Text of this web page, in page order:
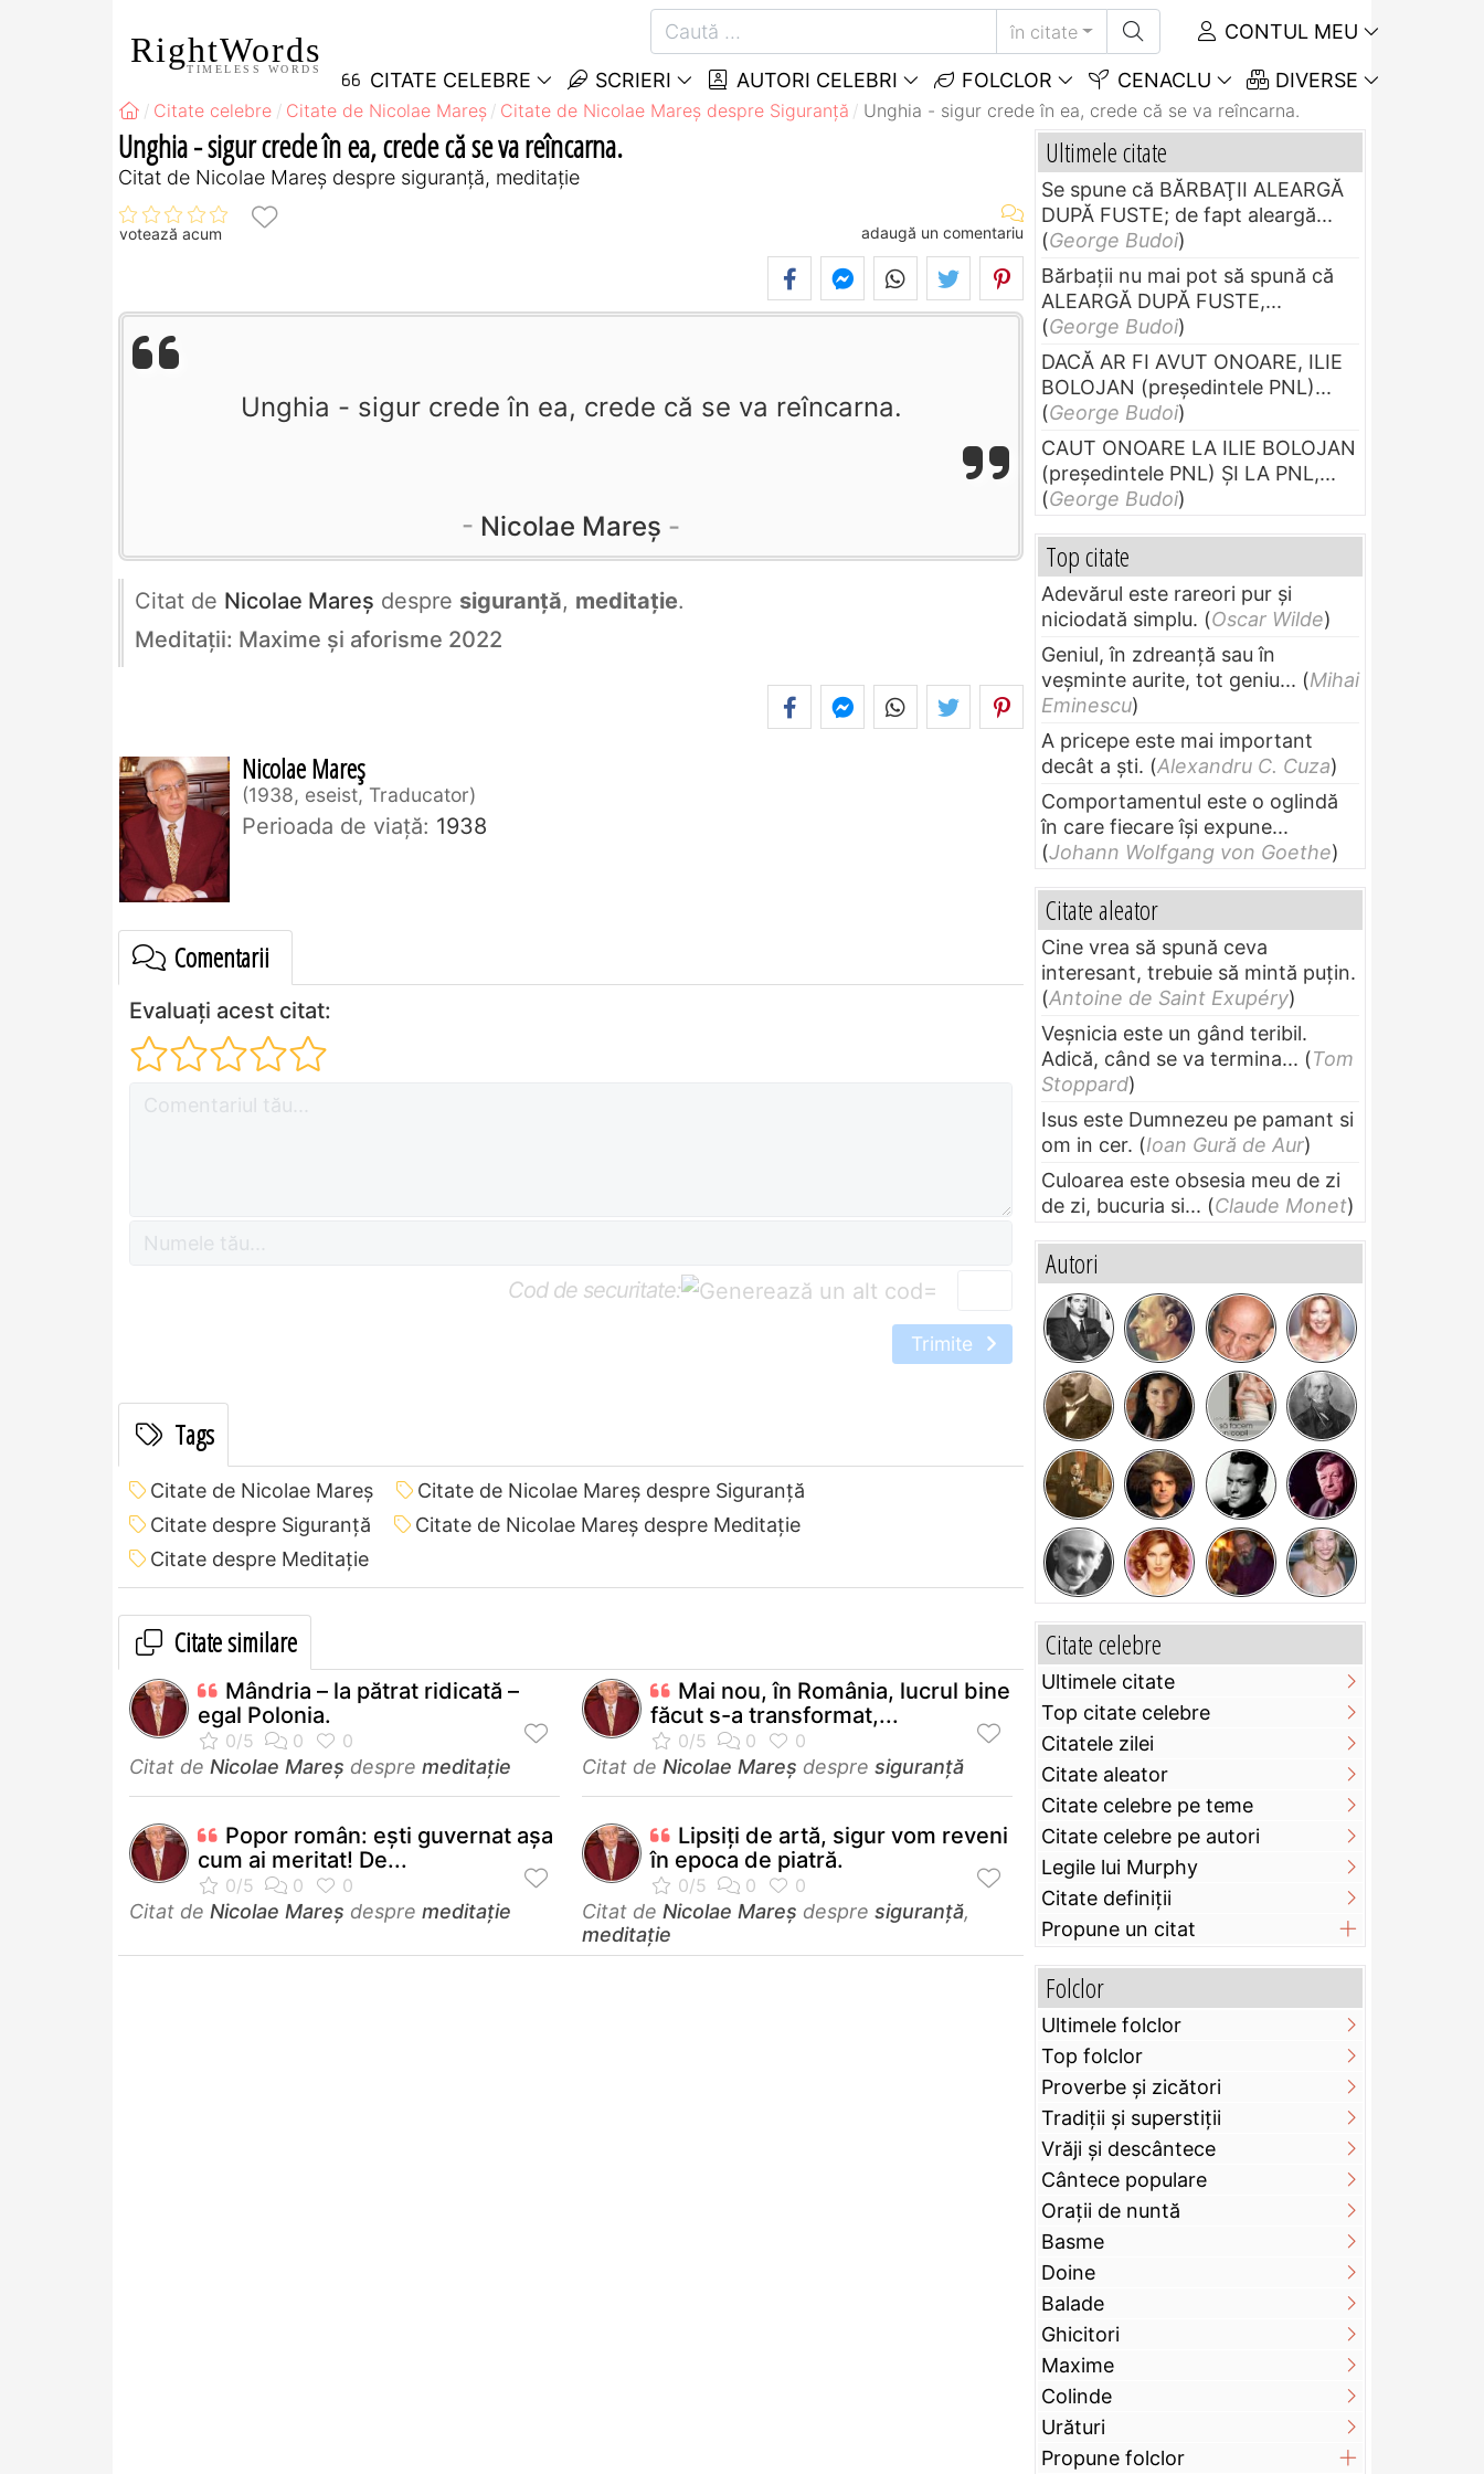
RightWords
TIMELESS WORDS
în citate CONTUL MEU
CITATE CELEBRE SCRIERI AUTORI CELEBRI FOLCLOR CENACLU DIVERSE
Citate celebre Citate de Nicolae Mareș Citate de Nicolae Mareș despre Siguranță Unghia - sigur crede în ea, crede că se va reîncarna.
Unghia - sigur crede în ea, crede că se va reîncarna.
Citat de Nicolae Mareș despre siguranță, meditație
votează acum adaugă un comentariu
Unghia - sigur crede în ea, crede că se va reîncarna.
Nicolae Mareș
Citat de Nicolae Mareș despre siguranță, meditație.
Meditații: Maxime și aforisme 2022
Nicolae Mareș
1938, eseist, Traducator
Perioada de viaţă: 1938
Comentarii
Evaluați acest citat:
Cod de securitate: =
Trimite
Tags
Citate de Nicolae Mareș
Citate de Nicolae Mareș despre Siguranță
Citate despre Siguranță
Citate de Nicolae Mareș despre Meditație
Citate despre Meditație
Citate similare
Mândria – la pătrat ridicată –
egal Polonia.
Citat de Nicolae Mareș despre meditație
Mai nou, în România, lucrul bine
făcut s-a transformat,...
Citat de Nicolae Mareș despre siguranță
Popor român: ești guvernat așa
cum ai meritat! De...
Citat de Nicolae Mareș despre meditație
Lipsiți de artă, sigur vom reveni
în epoca de piatră.
Citat de Nicolae Mareș despre siguranță,
meditație
Ultimele citate
Se spune că BĂRBAŢII ALEARGĂ
DUPĂ FUSTE; de fapt aleargă...
(George Budoi)
Bărbaţii nu mai pot să spună că
ALEARGĂ DUPĂ FUSTE,...
(George Budoi)
DACĂ AR FI AVUT ONOARE, ILIE
BOLOJAN (preşedintele PNL)...
(George Budoi)
CAUT ONOARE LA ILIE BOLOJAN
(preşedintele PNL) ŞI LA PNL,...
(George Budoi)
Top citate
Adevărul este rareori pur și
niciodată simplu. (Oscar Wilde)
Geniul, în zdreanţă sau în
veşminte aurite, tot geniu... (Mihai
Eminescu)
A pricepe este mai important
decât a ști. (Alexandru C. Cuza)
Comportamentul este o oglindă
în care fiecare își expune...
(Johann Wolfgang von Goethe)
Citate aleator
Cine vrea să spună ceva
interesant, trebuie să mintă puțin.
(Antoine de Saint Exupéry)
Veșnicia este un gând teribil.
Adică, când se va termina... (Tom
Stoppard)
Isus este Dumnezeu pe pamant si
om in cer. (Ioan Gură de Aur)
Culoarea este obsesia meu de zi
de zi, bucuria si... (Claude Monet)
Autori
Citate celebre
Ultimele citate
Top citate celebre
Citatele zilei
Citate aleator
Citate celebre pe teme
Citate celebre pe autori
Legile lui Murphy
Citate definiţii
Propune un citat
Folclor
Ultimele folclor
Top folclor
Proverbe și zicători
Tradiții și superstiții
Vrăji și descântece
Cântece populare
Orații de nuntă
Basme
Doine
Balade
Ghicitori
Maxime
Colinde
Urături
Propune folclor